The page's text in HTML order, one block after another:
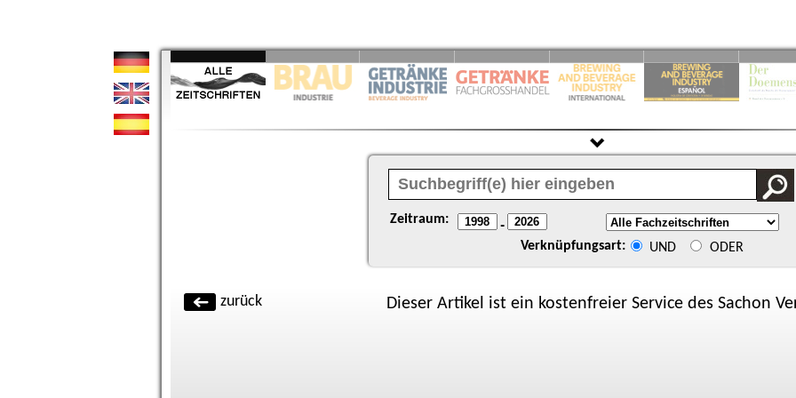
Zeitraum: -
Verknüpfungsart: UND ODER
zurück Dieser Artikel ist ein kostenfreier Service des Sachon